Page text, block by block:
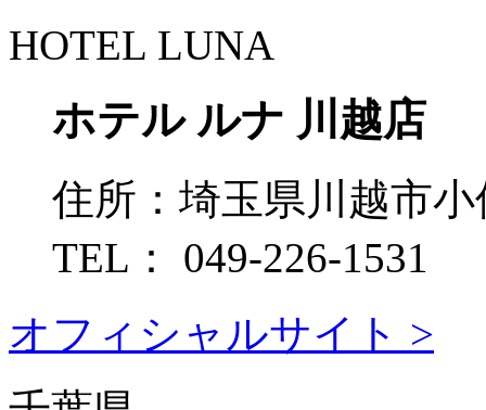
HOTEL LUNA
ホテル ルナ 川越店
住所： 埼玉県川越市小
TEL：
049-226-1531
オフィシャルサイト >